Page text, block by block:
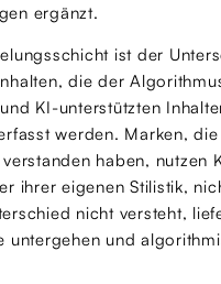
ergänzt.
ist der
die der
KI-unterstützten
werden. Marken,
haben, nutzen
ihrer eigenen Stilistik,
nicht versteht,
untergehen und